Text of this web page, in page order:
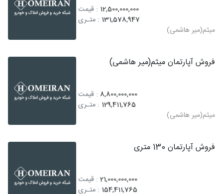
12,500,000,000 : قیمت
131,578,947 : متـری
میثم(میر هاشمی)
فروش آپارتمان میثم(میر هاشمی)
8,800,000,000 : قیمت
129,411,765 : متـری
میثم(میر هاشمی)
فروش آپارتمان 130 متری
21,000,000,000 : قیمت
154,411,765 : متـری